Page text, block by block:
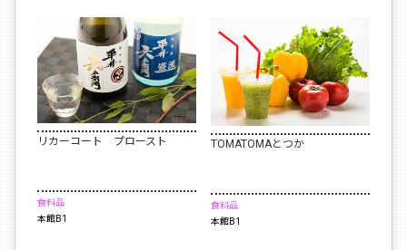
リカーコート プロースト
食料品
本館B1
TOMATOMAとつか
食料品
本館B1